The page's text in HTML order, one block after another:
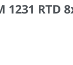
1231 RTD